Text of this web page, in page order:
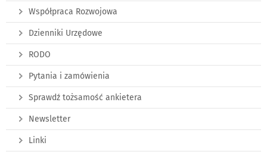
Współpraca Rozwojowa
Dzienniki Urzędowe
RODO
Pytania i zamówienia
Sprawdź tożsamość ankietera
Newsletter
Linki